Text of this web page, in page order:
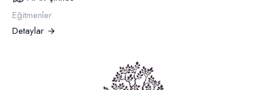
Eğitmenler
Detaylar